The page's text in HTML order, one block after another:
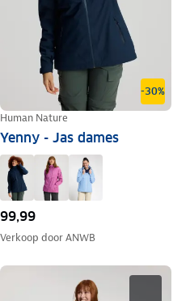
-30%
Human Nature
Yenny - Jas dames
99,99
Verkoop doorANWB